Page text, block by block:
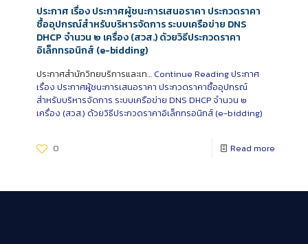
ประกาศ เรื่อง ประกาศผู้ชนะการเสนอราคา ประกวดราคา
ซื้ออุปกรณ์สำหรับบริหารจัดการ ระบบเครือข่าย DNS
DHCP จำนวน ๒ เครื่อง (สวส.) ด้วยวิธีประกวดราคา
อิเล็กทรอนิกส์ (e-bidding)
ประกาศสำนักวิทยบริการและเท… Continue Readingประกาศ
เรื่อง ประกาศผู้ชนะการเสนอราคา ประกวดราคาซื้ออุปกรณ์
สำหรับบริหารจัดการ ระบบเครือข่าย DNS DHCP จำนวน ๒
เครื่อง (สวส.) ด้วยวิธีประกวดราคาอิเล็กทรอนิกส์ (e-bidding)
0 Read more